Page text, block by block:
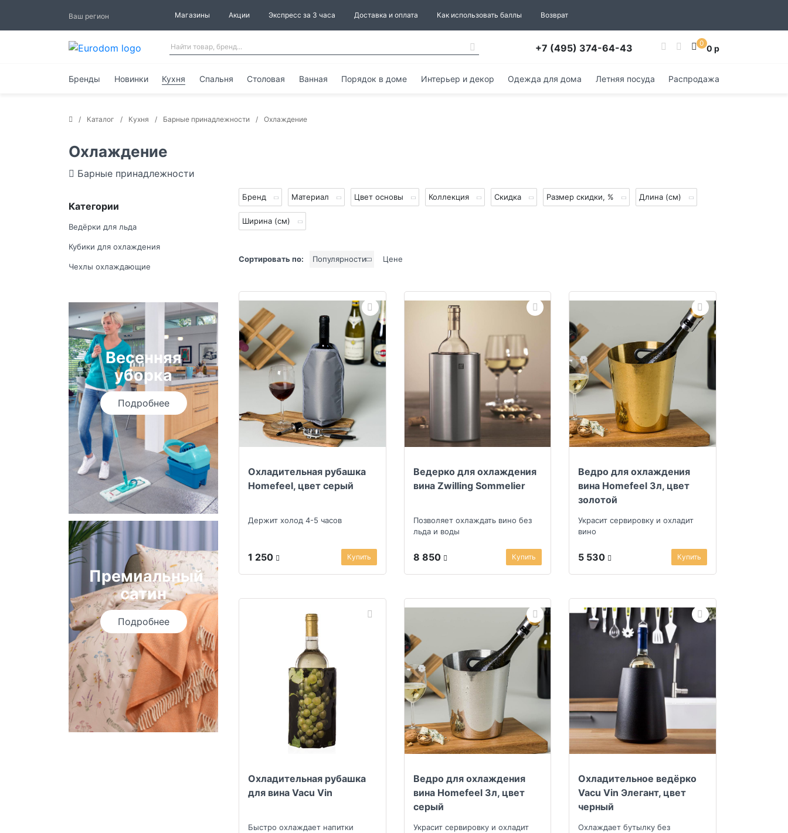
Ваш регион Магазины Акции Экспресс за 3 часа Доставка и оплата Как использовать баллы Возврат
+7 (495) 374-64-43 0 0 р
Бренды Новинки Кухня Спальня Столовая Ванная Порядок в доме Интерьер и декор Одежда для дома Летняя посуда Распродажа
Каталог Кухня Барные принадлежности Охлаждение
Охлаждение
Барные принадлежности
Категории
Ведёрки для льда
Кубики для охлаждения
Чехлы охлаждающие
Весенняя
уборка
Подробнее
Премиальный
сатин
Подробнее
Бренд Материал Цвет основы Коллекция Скидка Размер скидки, % Длина (см)
Ширина (см)
Сортировать по: Популярности Цене
Охладительная рубашка
Homefeel, цвет серый
Держит холод 4-5 часов
1 250 Купить
Ведерко для охлаждения
вина Zwilling Sommelier
Позволяет охлаждать вино без
льда и воды
8 850 Купить
Ведро для охлаждения
вина Homefeel 3л, цвет
золотой
Украсит сервировку и охладит
вино
5 530 Купить
Охладительная рубашка
для вина Vacu Vin
Быстро охлаждает напитки
Ведро для охлаждения
вина Homefeel 3л, цвет
серый
Украсит сервировку и охладит
Охладительное ведёрко
Vacu Vin Элегант, цвет
черный
Охлаждает бутылку без